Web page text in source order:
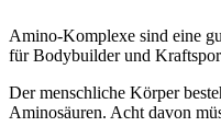
Amino-Komplexe sind eine
für Bodybuilder und
Der menschliche Körper
Aminosäuren. Acht davon